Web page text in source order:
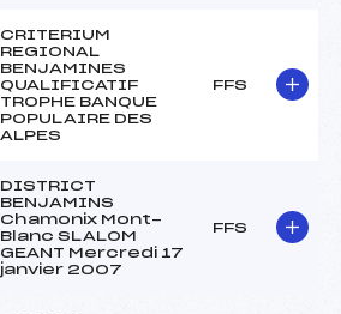
CRITERIUM
REGIONAL
BENJAMINES
QUALIFICATIF
TROPHE BANQUE
POPULAIRE DES
ALPES
FFS
DISTRICT
BENJAMINS
Chamonix Mont-
Blanc SLALOM
GEANT Mercredi 17
janvier 2007
FFS